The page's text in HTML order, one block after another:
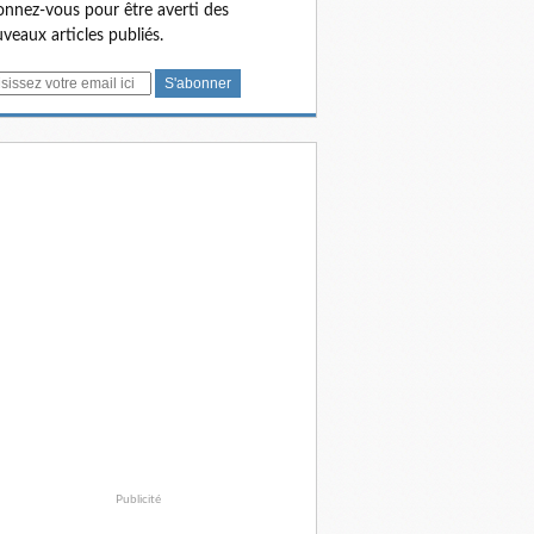
vous pour être averti des
articles publiés.
Publicité